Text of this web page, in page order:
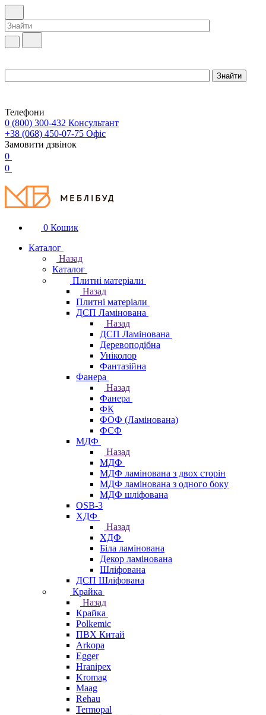
Телефони
0 (800) 300-432 Консультант
+38 (068) 450-07-75 Офіс
Замовити дзвінок
0
0
0 Кошик
Каталог
Назад
Каталог
Плитні матеріали
Назад
Плитні матеріали
ДСП Ламінована
Назад
ДСП Ламінована
Деревоподібна
Уніколор
Фантазійна
Фанера
Назад
Фанера
ФК
ФОФ (Ламінована)
ФСФ
МДФ
Назад
МДФ
МДФ ламінована з двох сторін
МДФ ламінована з одного боку
МДФ шліфована
OSB-3
ХДФ
Назад
ХДФ
Біла ламінована
Декор ламінована
Шліфована
ДСП Шліфована
Крайка
Назад
Крайка
Polkemic
ПВХ Китай
Arkopa
Egger
Hranipex
Kromag
Maag
Rehau
Termopal